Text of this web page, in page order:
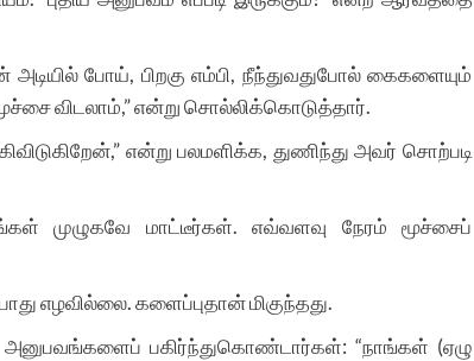
போய், பிறகு எம்பி, நீந்துவதுபோல் கைகளையும்
விடலாம்,” என்று சொல்லிக்கொடுத்தார்.
என்று பலமளிக்க, துணிந்து அவர் சொற்படி
முழுகவே மாட்டீர்கள். எவ்வளவு நேரம் மூச்சைப்
எழவில்லை. களைப்புதான் மிகுந்தது.
பகிர்ந்துகொண்டார்கள்: “நாங்கள் (ஏழு